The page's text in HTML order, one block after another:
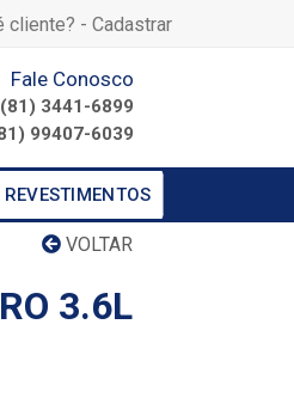
cliente? - Cadastrar
Fale Conosco
(81) 3441-6899
99407-6039
REVESTIMENTOS
VOLTAR
3.6L